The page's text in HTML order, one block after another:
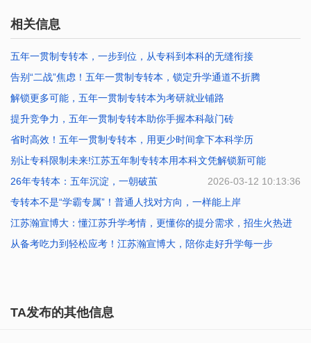
相关信息
五年一贯制专转本，一步到位，从专科到本科的无缝衔接
2026-07-25 10:12:47
告别“二战”焦虑！五年一贯制专转本，锁定升学通道不折腾
2026-07-20 10:40:01
解锁更多可能，五年一贯制专转本为考研就业铺路
2026-07-17 10:02:39
提升竞争力，五年一贯制专转本助你手握本科敲门砖
2026-07-16 10:01:41
省时高效！五年一贯制专转本，用更少时间拿下本科学历
2026-07-14 10:27:34
别让专科限制未来!江苏五年制专转本用本科文凭解锁新可能
2026-07-01 09:54:04
26年专转本：五年沉淀，一朝破茧
2026-03-12 10:13:36
专转本不是“学霸专属”！普通人找对方向，一样能上岸
2026-02-11 10:40:47
江苏瀚宣博大：懂江苏升学考情，更懂你的提分需求，招生火热进
行
从备考吃力到轻松应考！江苏瀚宣博大，陪你走好升学每一步
TA发布的其他信息